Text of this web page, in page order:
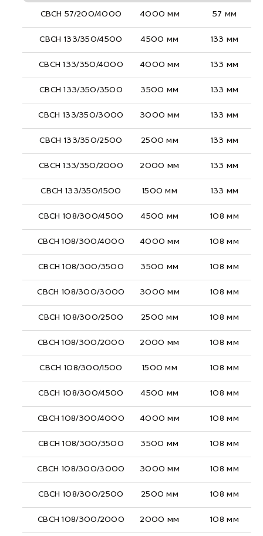
СВСН 57/200/4000 4000 мм 57 мм
СВСН 133/350/4500 4500 мм 133 мм
СВСН 133/350/4000 4000 мм 133 мм
СВСН 133/350/3500 3500 мм 133 мм
СВСН 133/350/3000 3000 мм 133 мм
СВСН 133/350/2500 2500 мм 133 мм
СВСН 133/350/2000 2000 мм 133 мм
СВСН 133/350/1500 1500 мм 133 мм
СВСН 108/300/4500 4500 мм 108 мм
СВСН 108/300/4000 4000 мм 108 мм
СВСН 108/300/3500 3500 мм 108 мм
СВСН 108/300/3000 3000 мм 108 мм
СВСН 108/300/2500 2500 мм 108 мм
СВСН 108/300/2000 2000 мм 108 мм
СВСН 108/300/1500 1500 мм 108 мм
СВСН 108/300/4500 4500 мм 108 мм
СВСН 108/300/4000 4000 мм 108 мм
СВСН 108/300/3500 3500 мм 108 мм
СВСН 108/300/3000 3000 мм 108 мм
СВСН 108/300/2500 2500 мм 108 мм
СВСН 108/300/2000 2000 мм 108 мм